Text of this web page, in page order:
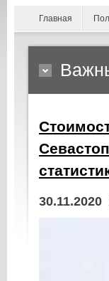
Главная
30.11.2020